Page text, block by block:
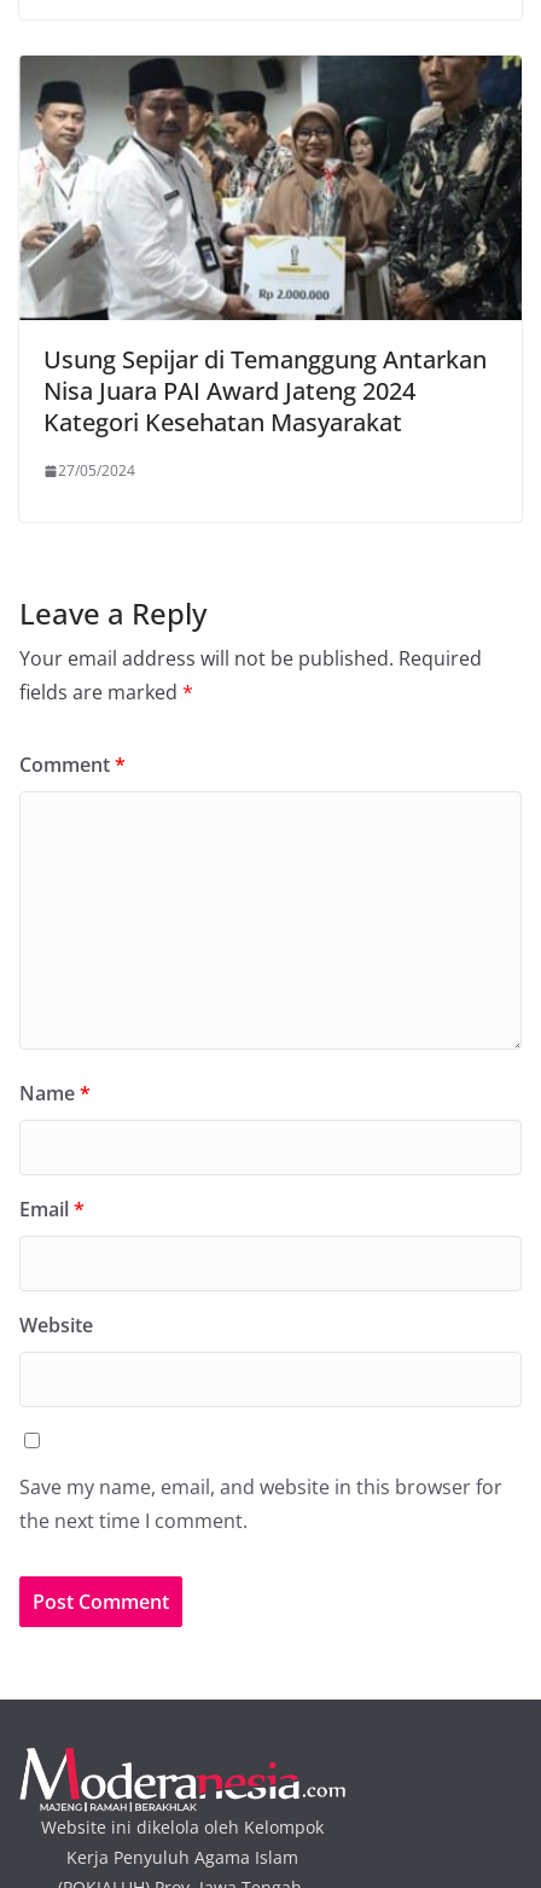
Usung Sepijar di Temanggung Antarkan
Nisa Juara PAI Award Jateng 2024
Kategori Kesehatan Masyarakat
27/05/2024
Leave a Reply
Your email address will not be published. Required
fields are marked *
Comment*
Name*
Email*
Website
Save my name, email, and website in this browser for
the next time I comment.
Website ini dikelola oleh Kelompok
Kerja Penyuluh Agama Islam